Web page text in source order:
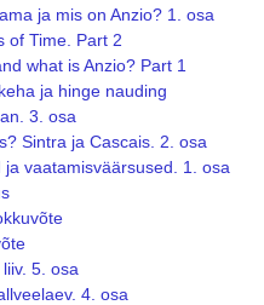
ja mis on Anzio? 1. osa
of Time. Part 2
what is Anzio? Part 1
ja hinge nauding
3. osa
Sintra ja Cascais. 2. osa
vaatamisväärsused. 1. osa
5. osa
4. osa